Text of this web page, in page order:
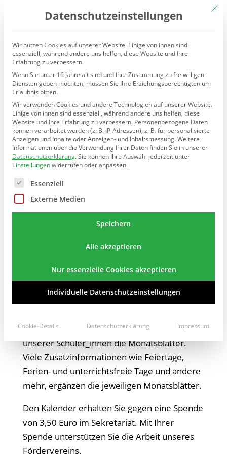
Seite wählen
Wunderschöner Kunstkalender
vonwtmonline|Dez. 16, 2022
Erstmals bietet unsere Schule allen
Schüler_innen, Lehrer_innen, Eltern,
Verwandten und Freunden der Teltow-
Grundschule einen Kunstkalender an.
Schüler_innen aller Klassenstufen, wurde in
Schülerschaft beteiligen konnte, getroffen.
Arbeiten. Im Inneren schmücken 12 Werke
unserer Schüler_innen die Monatsblätter.
Viele Zusatzinformationen wie Feiertage,
Ferien- und unterrichtsfreie Tage und andere
mehr, ergänzen die jeweiligen Monatsblätter.
Den Kalender erhalten Sie gegen eine Spende
von 3,50 Euro im Sekretariat. Mit Ihrer
Spende unterstützen Sie die Arbeit unseres
Fördervereins.
Mit
Datenschutzeinstellungen
Wir nutzen Cookies auf unserer Website. Einige von ihnen sind
essenziell, während andere uns helfen, diese Website und Ihre
Erfahrung zu verbessern.
Wenn Sie unter 16 Jahre alt sind und Ihre Zustimmung zu freiwilligen
Diensten geben möchten, müssen Sie Ihre Erziehungsberechtigten um
Erlaubnis bitten.
Wir verwenden Cookies und andere Technologien auf unserer Website.
Einige von ihnen sind essenziell, während andere uns helfen, diese
Website und Ihre Erfahrung zu verbessern. Personenbezogene Daten
können verarbeitet werden (z. B. IP-Adressen), z. B. für personalisierte
Anzeigen und Inhalte oder Anzeigen- und Inhaltsmessung.Weitere
Informationen über die Verwendung Ihrer Daten finden Sie in unserer
Datenschutzerklärung.Sie können Ihre Auswahl jederzeit unter
Einstellungenwiderrufen oder anpassen.
Es folgt eine Liste der Service-Gruppen, für die eine
Essenziell
Externe Medien
Speichern
Alle akzeptieren
Nur essenzielle Cookies akzeptieren
Individuelle Datenschutzeinstellungen
Cookie-Details Datenschutzerklärung Impressum